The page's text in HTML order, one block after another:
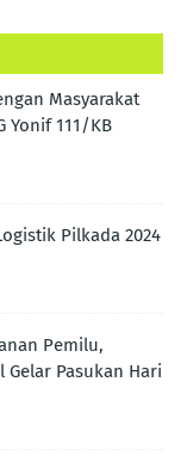
Masyarakat
Yonif 111/KB
Pilkada 2024
Pemilu,
Pasukan Hari